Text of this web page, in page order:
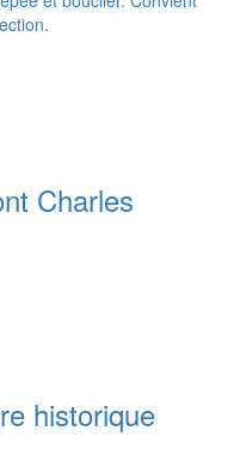
Charles
historique